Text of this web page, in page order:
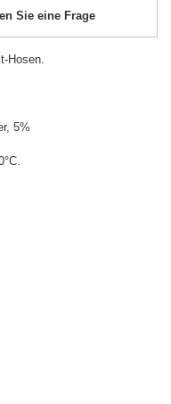
Sie eine Frage
Hosen.
5%